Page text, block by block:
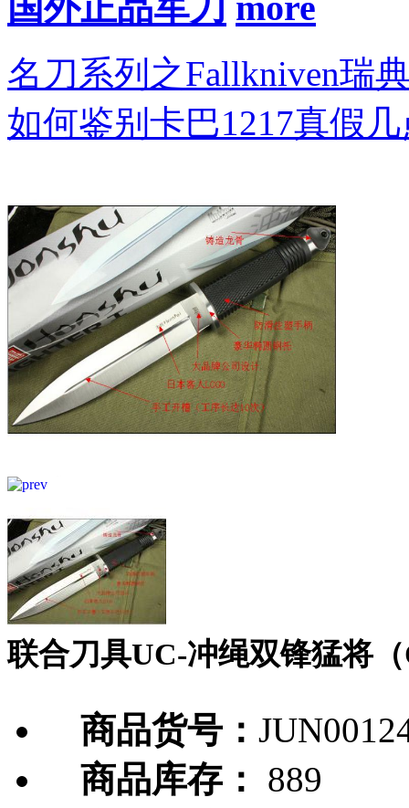
名刀系列之Fallkniven瑞
如何鉴别卡巴1217真假
联合刀具UC-冲绳双锋猛将
商品货号：
商品库存：
889